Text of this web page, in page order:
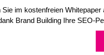
Sie im kostenfreien
Brand Building Ihre SEO-